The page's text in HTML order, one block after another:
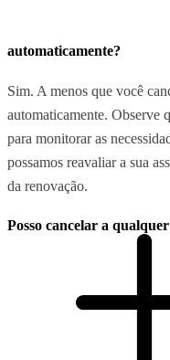
automaticamente?
Sim. A menos que você
automaticamente. Observe
para monitorar as
possamos reavaliar a sua
da renovação.
Posso cancelar a